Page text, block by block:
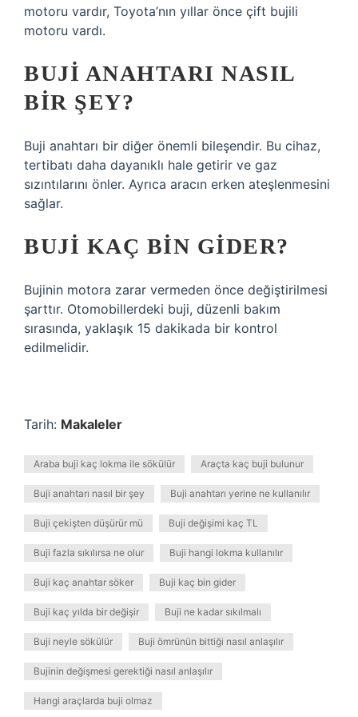
motoru vardır, Toyota’nın yıllar önce çift bujili
motoru vardı.
BUJI ANAHTARI NASIL
BIR ŞEY?
Buji anahtarı bir diğer önemli bileşendir. Bu cihaz,
tertibatı daha dayanıklı hale getirir ve gaz
sızıntılarını önler. Ayrıca aracın erken ateşlenmesini
sağlar.
BUJI KAÇ BIN GIDER?
Bujinin motora zarar vermeden önce değiştirilmesi
şarttır. Otomobillerdeki buji, düzenli bakım
sırasında, yaklaşık 15 dakikada bir kontrol
edilmelidir.
Tarih: Makaleler
Araba buji kaç lokma ile sökülür Araçta kaç buji bulunur
Buji anahtarı nasıl bir şey Buji anahtarı yerine ne kullanılır
Buji çekişten düşürür mü Buji değişimi kaç TL
Buji fazla sıkılırsa ne olur Buji hangi lokma kullanılır
Buji kaç anahtar söker Buji kaç bin gider
Buji kaç yılda bir değişir Buji ne kadar sıkılmalı
Buji neyle sökülür Buji ömrünün bittiği nasıl anlaşılır
Bujinin değişmesi gerektiği nasıl anlaşılır
Hangi araçlarda buji olmaz